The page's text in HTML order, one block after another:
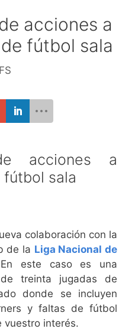
acciones a
fútbol sala
acciones a
fútbol sala
colaboración con la
de la Liga Nacional de
este caso es una
treinta jugadas de
donde se incluyen
y faltas de fútbol
vuestro interés.